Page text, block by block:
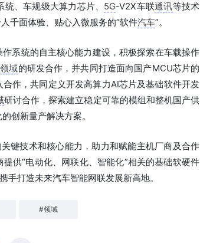
统、车规级大算力芯片、 5G-V2X车联通讯等技术
千面体验、贴心入微服务的“软件汽车”。
系统的自主核心能力建设，积极探索在车载操作
领域的研发合作，并共同打造面向国产MCU芯片的
作，共同定义开发高算力AI芯片及基础软件开发
研讨合作，探索建立稳定可靠的模组和整机国产供
创新量产解决方案。
键技术和核心能力，助力和赋能主机厂商及合作
供“电动化、网联化、智能化”相关的基础软硬件
手打造未来汽车智能网联发展新高地。
#领域